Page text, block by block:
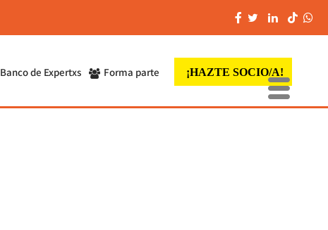
Banco de Expertxs Forma parte ¡HAZTE SOCIO/A!